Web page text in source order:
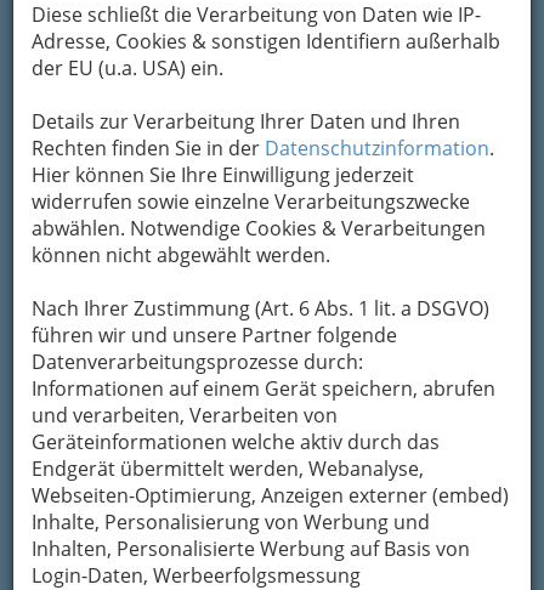
Diese schließt die Verarbeitung von Daten wie IP-
Adresse, Cookies & sonstigen Identifiern außerhalb
der EU (u.a. USA) ein.
Details zur Verarbeitung Ihrer Daten und Ihren
Rechten finden Sie in der Datenschutzinformation.
Hier können Sie Ihre Einwilligung jederzeit
widerrufen sowie einzelne Verarbeitungszwecke
abwählen. Notwendige Cookies & Verarbeitungen
können nicht abgewählt werden.
Nach Ihrer Zustimmung (Art. 6 Abs. 1 lit. a DSGVO)
führen wir und unsere Partner folgende
Datenverarbeitungsprozesse durch:
Informationen auf einem Gerät speichern, abrufen
und verarbeiten, Verarbeiten von
Geräteinformationen welche aktiv durch das
Endgerät übermittelt werden, Webanalyse,
Webseiten-Optimierung, Anzeigen externer (embed)
Inhalte, Personalisierung von Werbung und
Inhalten, Personalisierte Werbung auf Basis von
Login-Daten, Werbeerfolgsmessung
Navigation
Reformhäuser
Zoologiewaren- u Tierfutterhandel
Wallfahrtswarenhandel